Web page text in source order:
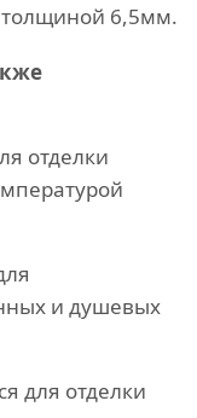
6,5мм.
отделки
и душевых
для отделки